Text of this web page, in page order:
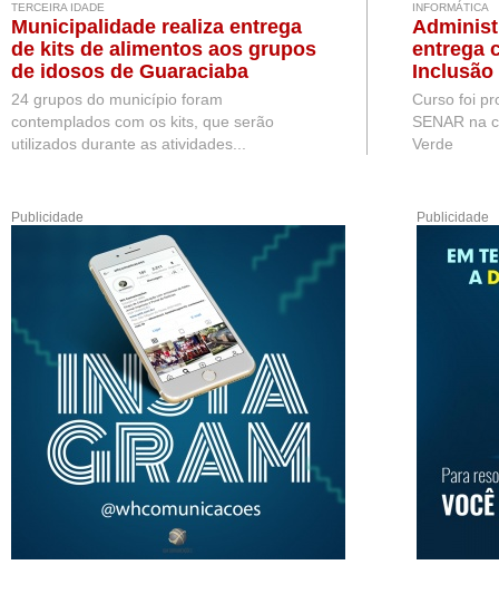
TERCEIRA IDADE
Municipalidade realiza entrega
de kits de alimentos aos grupos
de idosos de Guaraciaba
24 grupos do município foram
contemplados com os kits, que serão
utilizados durante as atividades...
INFORMÁTICA
entrega
Inclusão
Curso foi
SENAR na
Verde
Publicidade Publicidade